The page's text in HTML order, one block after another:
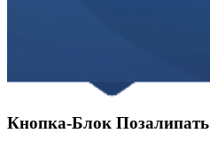
Кнопка-Блок Позалипать